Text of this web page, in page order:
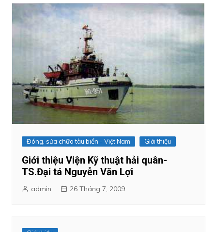
Đóng, sửa chữa tàu biển - Việt Nam Giới thiệu
Giới thiệu Viện Kỹ thuật hải quân-
TS.Đại tá Nguyễn Văn Lợi
admin 26 Tháng 7, 2009